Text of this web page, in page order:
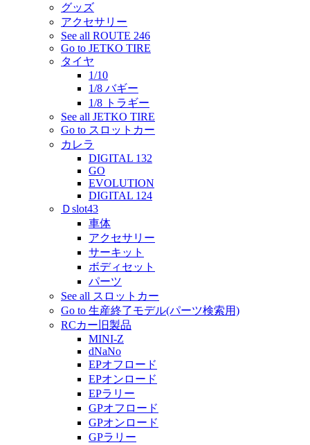
グッズ
アクセサリー
See all ROUTE 246
Go to JETKO TIRE
タイヤ
1/10
1/8 バギー
1/8 トラギー
See all JETKO TIRE
Go to スロットカー
カレラ
DIGITAL 132
GO
EVOLUTION
DIGITAL 124
Ｄslot43
車体
アクセサリー
サーキット
ボディセット
パーツ
See all スロットカー
Go to 生産終了モデル(パーツ検索用)
RCカー旧製品
MINI-Z
dNaNo
EPオフロード
EPオンロード
EPラリー
GPオフロード
GPオンロード
GPラリー